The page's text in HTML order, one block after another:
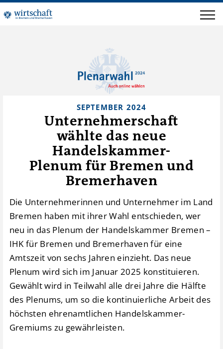
SEPTEMBER 2024
Unternehmerschaft
wählte das neue
Handelskammer-
Plenum für Bremen und
Bremerhaven
Die Unternehmerinnen und Unternehmer im Land
Bremen haben mit ihrer Wahl entschieden, wer
neu in das Plenum der Handelskammer Bremen –
IHK für Bremen und Bremerhaven für eine
Amtszeit von sechs Jahren einzieht. Das neue
Plenum wird sich im Januar 2025 konstituieren.
Gewählt wird in Teilwahl alle drei Jahre die Hälfte
des Plenums, um so die kontinuierliche Arbeit des
höchsten ehrenamtlichen Handelskammer-
Gremiums zu gewährleisten.